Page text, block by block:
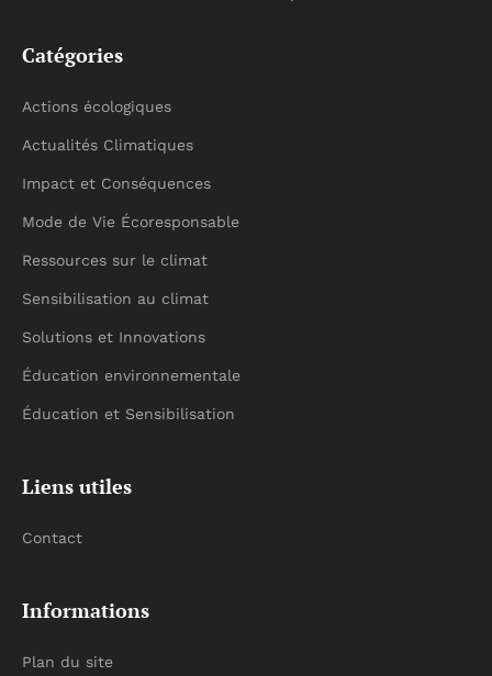
Catégories
Actions écologiques
Actualités Climatiques
Impact et Conséquences
Mode de Vie Écoresponsable
Ressources sur le climat
Sensibilisation au climat
Solutions et Innovations
Éducation environnementale
Éducation et Sensibilisation
Liens utiles
Contact
Informations
Plan du site